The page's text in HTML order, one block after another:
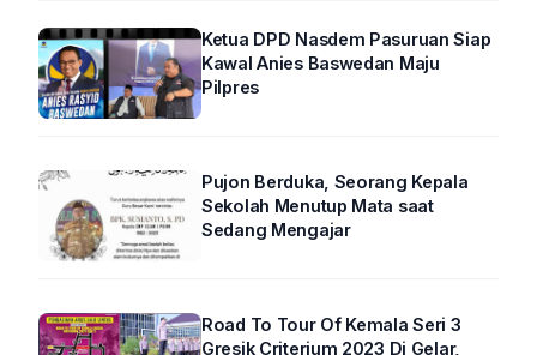
Ketua DPD Nasdem Pasuruan Siap
Kawal Anies Baswedan Maju
Pilpres
Pujon Berduka, Seorang Kepala
Sekolah Menutup Mata saat
Sedang Mengajar
Road To Tour Of Kemala Seri 3
Gresik Criterium 2023 Di Gelar,